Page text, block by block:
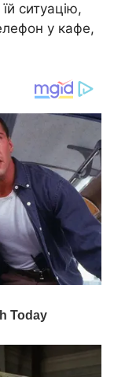
ситуацію,
у кафе,